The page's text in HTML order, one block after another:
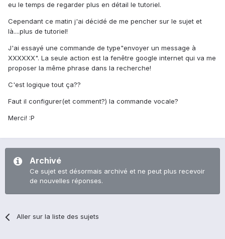
eu le temps de regarder plus en détail le tutoriel.
Cependant ce matin j'ai décidé de me pencher sur le sujet et
là....plus de tutoriel!
J'ai essayé une commande de type"envoyer un message à
XXXXXX". La seule action est la fenêtre google internet qui va me
proposer la même phrase dans la recherche!
C'est logique tout ça??
Faut il configurer(et comment?) la commande vocale?
Merci! :P
Archivé
Ce sujet est désormais archivé et ne peut plus recevoir
de nouvelles réponses.
Aller sur la liste des sujets